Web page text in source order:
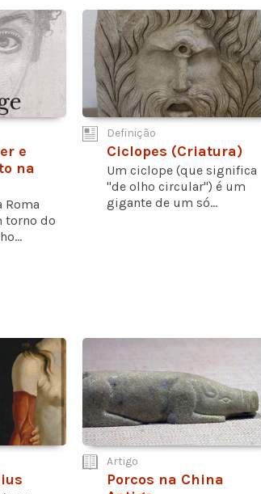
e
na
Roma
torno do
Definição
Ciclopes (Criatura)
Um ciclope (que significa
"de olho circular") é um
gigante de um só...
Artigo
Porcos na China